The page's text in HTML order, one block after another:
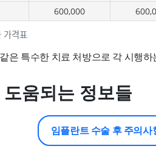
가격표
600,000
은 특수한 치료 처방으로 각 시행
움되는 정보들
임플란트 수술 후 주의사